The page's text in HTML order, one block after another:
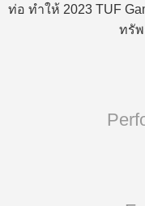
ท่อ ทำให้ 2023 TUF
ทรัพ